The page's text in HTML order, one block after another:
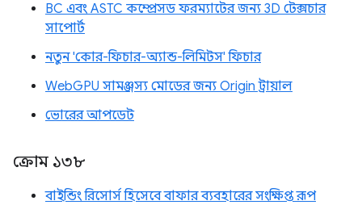
BC এবং ASTC কম্প্রেসড ফরম্যাটের জন্য 3D টেক্সচার
সাপোর্ট
নতুন 'কোর-ফিচার-অ্যান্ড-লিমিটস' ফিচার
WebGPU সামঞ্জস্য মোডের জন্য Origin ট্রায়াল
ভোরের আপডেট
ক্রোম ১৩৮
বাইন্ডিং রিসোর্স হিসেবে বাফার ব্যবহারের সংক্ষিপ্ত রূপ